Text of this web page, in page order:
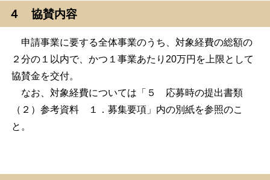
４ 協賛内容
申請事業に要する全体事業のうち、対象経費の総額の
２分の１以内で、かつ１事業あたり20万円を上限として
協賛金を交付。
なお、対象経費については「５ 応募時の提出書類
（２）参考資料 １．募集要項」内の別紙を参照のこ
と。